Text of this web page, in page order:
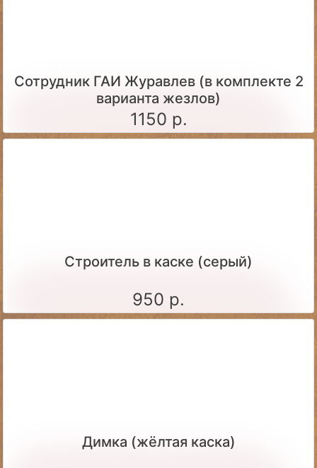
Сотрудник ГАИ Журавлев (в комплекте 2
варианта жезлов)
1150 р.
Строитель в каске (серый)
950 р.
Димка (жёлтая каска)